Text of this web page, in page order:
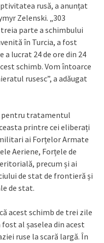
rusă, a anunțat
Zelenski. „303
parte a schimbului
în Turcia, a fost
a lucrat 24 de ore din 24
schimb. Vom întoarce
rusesc”, a adăugat
pentru tratamentul
printre cei eliberați
ai Forțelor Armate
Aeriene, Forțele de
precum și ai
de stat de frontieră și
de stat.
acest schimb de trei zile
al șaselea din acest
ruse la scară largă. În